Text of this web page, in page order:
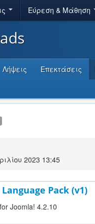
Εύρεση & Μάθηση
Λήψεις Επεκτάσεις
2023 13:45
Pack (v1)
Joomla! 4.2.10